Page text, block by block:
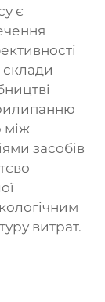
є
склади
між
засобів
витрат.